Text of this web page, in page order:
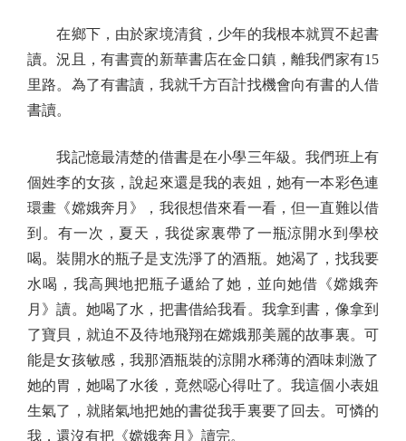
在鄉下，由於家境清貧，少年的我根本就買不起書
讀。況且，有書賣的新華書店在金口鎮，離我們家有15
里路。為了有書讀，我就千方百計找機會向有書的人借
書讀。
我記憶最清楚的借書是在小學三年級。我們班上有
個姓李的女孩，說起來還是我的表姐，她有一本彩色連
環畫《嫦娥奔月》，我很想借來看一看，但一直難以借
到。有一次，夏天，我從家裏帶了一瓶涼開水到學校
喝。裝開水的瓶子是支洗淨了的酒瓶。她渴了，找我要
水喝，我高興地把瓶子遞給了她，並向她借《嫦娥奔
月》讀。她喝了水，把書借給我看。我拿到書，像拿到
了寶貝，就迫不及待地飛翔在嫦娥那美麗的故事裏。可
能是女孩敏感，我那酒瓶裝的涼開水稀薄的酒味刺激了
她的胃，她喝了水後，竟然噁心得吐了。我這個小表姐
生氣了，就賭氣地把她的書從我手裏要了回去。可憐的
我，還沒有把《嫦娥奔月》讀完。